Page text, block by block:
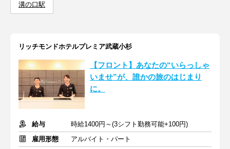
溝の口駅
リッチモンドホテルプレミア武蔵小杉
【フロント】あなたの“いらっしゃ
いませ”が、誰かの旅のはじまり
に。
給与
時給1400円～(3シフト勤務可能+100円)
雇用形態
アルバイト・パート